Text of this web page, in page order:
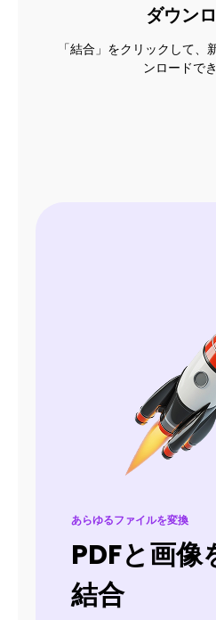
ダウン
「結合」をクリックして、
ンロードで
あらゆるファイルを変換
PDFと画像
結合